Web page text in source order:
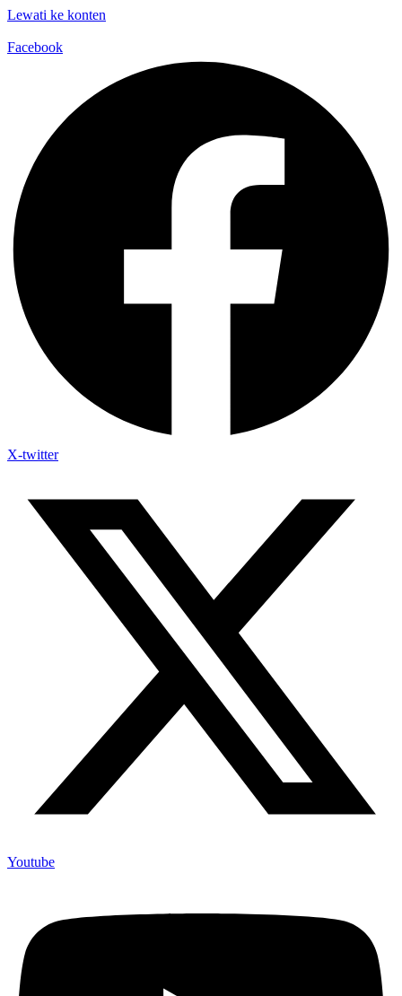
Lewati ke konten
Facebook
X-twitter
Youtube